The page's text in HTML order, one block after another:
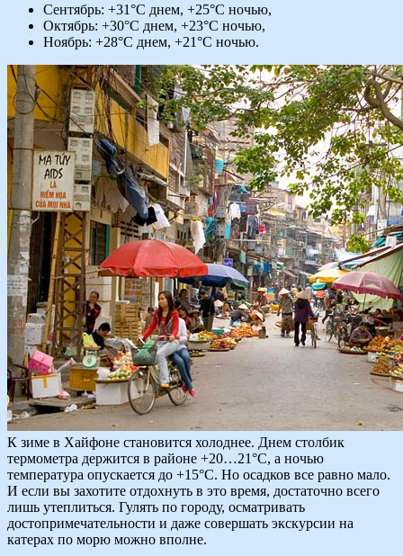
Сентябрь: +31°C днем, +25°C ночью,
Октябрь: +30°C днем, +23°C ночью,
Ноябрь: +28°C днем, +21°C ночью.
К зиме в Хайфоне становится холоднее. Днем столбик
термометра держится в районе +20…21°C, а ночью
температура опускается до +15°C. Но осадков все равно мало.
И если вы захотите отдохнуть в это время, достаточно всего
лишь утеплиться. Гулять по городу, осматривать
достопримечательности и даже совершать экскурсии на
катерах по морю можно вполне.